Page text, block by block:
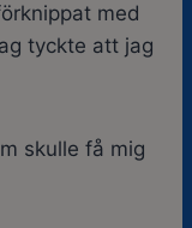
med
tyckte att jag
skulle få mig